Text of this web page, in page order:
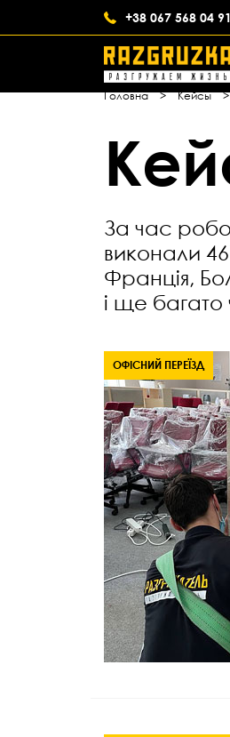
+38 067 568 04 91
Головна > Кейсы
За час
виконали
Франція,
і ще багато
ОФІСНИЙ ПЕРЕЇЗД